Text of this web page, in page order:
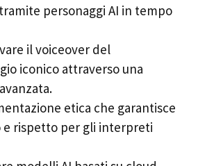
personaggi AI in tempo
il voiceover del
iconico attraverso una
etica che garantisce
e rispetto per gli interpreti